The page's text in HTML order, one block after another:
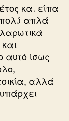
και είπα
πολύ απλά
αυτό ίσως
αλλά